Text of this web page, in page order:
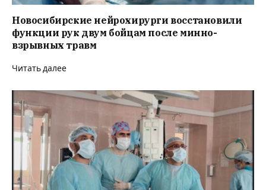
Новосибирские нейрохирурги восстановили
функции рук двум бойцам после минно-
взрывных травм
Читать далее